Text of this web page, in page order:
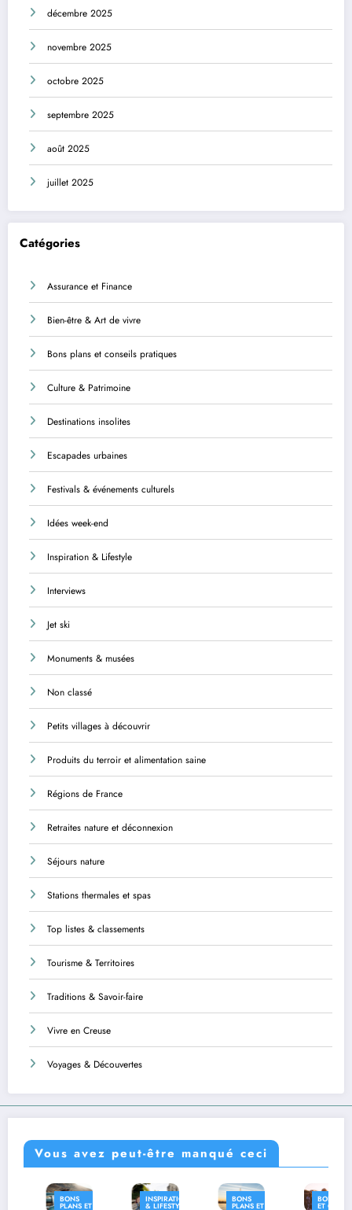
décembre 2025
novembre 2025
octobre 2025
septembre 2025
août 2025
juillet 2025
Catégories
Assurance et Finance
Bien-être & Art de vivre
Bons plans et conseils pratiques
Culture & Patrimoine
Destinations insolites
Escapades urbaines
Festivals & événements culturels
Idées week-end
Inspiration & Lifestyle
Interviews
Jet ski
Monuments & musées
Non classé
Petits villages à découvrir
Produits du terroir et alimentation saine
Régions de France
Retraites nature et déconnexion
Séjours nature
Stations thermales et spas
Top listes & classements
Tourisme & Territoires
Traditions & Savoir-faire
Vivre en Creuse
Voyages & Découvertes
Vous avez peut-être manqué ceci
BONS
PLANS ET
INSPIRATION
& LIFESTYLE
BONS
PLANS ET
BONS PLANS
ET CONSEILS